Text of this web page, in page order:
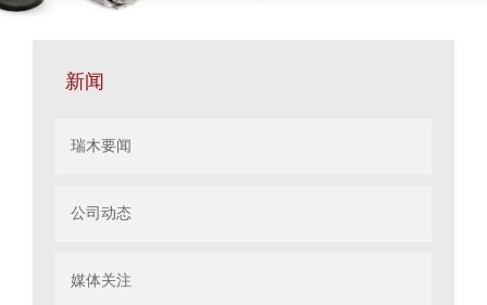
新闻
瑞木要闻
公司动态
媒体关注